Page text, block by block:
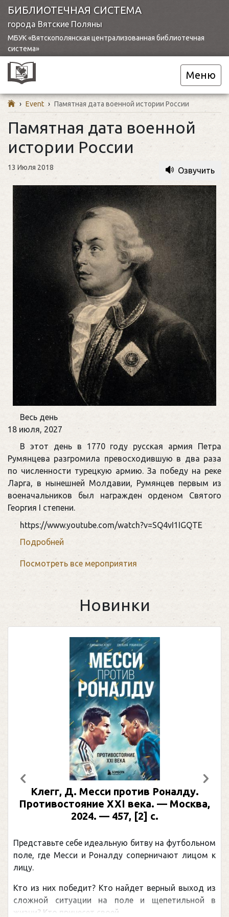
БИБЛИОТЕЧНАЯ СИСТЕМА
города Вятские Поляны
МБУК «Вятскополянская централизованная библиотечная
система»
Меню
› Event › Памятная дата военной истории России
Памятная дата военной
истории России
13 Июля 2018 Озвучить
Памятная
дата
военной
истории
России
Весь день
18 июля, 2027
В этот день в 1770 году русская армия Петра
Румянцева разгромила превосходившую в два раза
по численности турецкую армию. За победу на реке
Ларга, в нынешней Молдавии, Румянцев первым из
военачальников был награжден орденом Святого
Георгия I степени.
https://www.youtube.com/watch?v=SQ4vI1IGQTE
Подробней
Посмотреть все мероприятия
Новинки
Клегг, Д. Месси против Роналду.
Противостояние XXI века. — Москва,
2024. — 457, [2] с.
Представьте себе идеальную битву на футбольном
поле, где Месси и Роналду соперничают лицом к
лицу.
Кто из них победит? Кто найдет верный выход из
сложной ситуации на поле и щепетильной в
жизни? Кто принесет своей ...
Предыдущий